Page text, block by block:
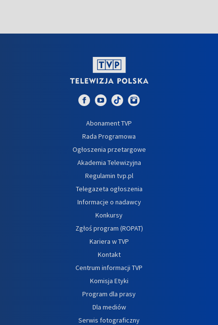
Abonament TVP
Rada Programowa
Ogłoszenia przetargowe
Akademia Telewizyjna
Regulamin tvp.pl
Telegazeta ogłoszenia
Informacje o nadawcy
Konkursy
Zgłoś program (ROPAT)
Kariera w TVP
Kontakt
Centrum informacji TVP
Komisja Etyki
Program dla prasy
Dla mediów
Serwis fotograficzny